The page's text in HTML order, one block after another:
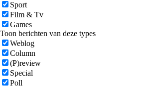
Sport
Film & Tv
Games
Toon berichten van deze types
Weblog
Column
(P)review
Special
Poll